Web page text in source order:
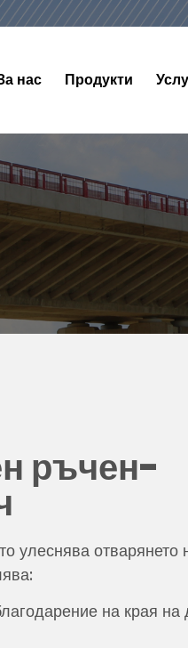
нас Продукти
ръчен-
улеснява отварянето
на края на